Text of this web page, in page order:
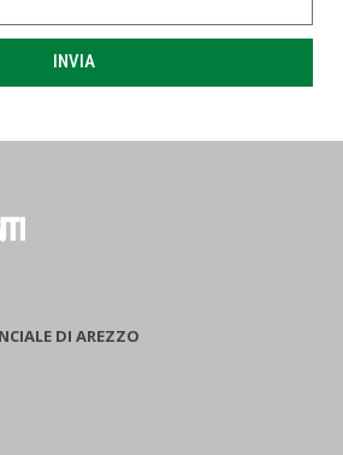
INVIA
DI AREZZO